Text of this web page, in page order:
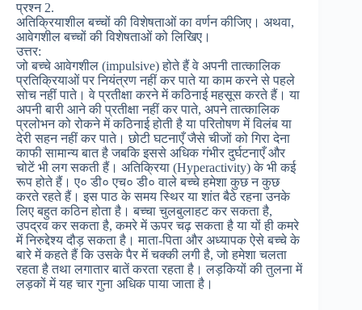
प्रश्न 2.
अतिक्रियाशील बच्चों की विशेषताओं का वर्णन कीजिए। अथवा,
आवेगशील बच्चों की विशेषताओं को लिखिए।
उत्तर:
जो बच्चे आवेगशील (impulsive) होते हैं वे अपनी तात्कालिक
प्रतिक्रियाओं पर नियंत्रण नहीं कर पाते या काम करने से पहले
सोच नहीं पाते। वे प्रतीक्षा करने में कठिनाई महसूस करते हैं। या
अपनी बारी आने की प्रतीक्षा नहीं कर पाते, अपने तात्कालिक
प्रलोभन को रोकने में कठिनाई होती है या परितोषण में विलंब या
देरी सहन नहीं कर पाते। छोटी घटनाएँ जैसे चीजों को गिरा देना
काफी सामान्य बात है जबकि इससे अधिक गंभीर दुर्घटनाएँ और
चोटें भी लग सकती हैं। अतिक्रिया (Hyperactivity) के भी कई
रूप होते हैं। ए० डी० एच० डी० वाले बच्चे हमेशा कुछ न कुछ
करते रहते हैं। इस पाठ के समय स्थिर या शांत बैठे रहना उनके
लिए बहुत कठिन होता है। बच्चा चुलबुलाहट कर सकता है,
उपद्रव कर सकता है, कमरे में ऊपर चढ़ सकता है या यों ही कमरे
में निरुद्देश्य दौड़ सकता है। माता-पिता और अध्यापक ऐसे बच्चे के
बारे में कहते हैं कि उसके पैर में चक्की लगी है, जो हमेशा चलता
रहता है तथा लगातार बातें करता रहता है। लड़कियों की तुलना में
लड़कों में यह चार गुना अधिक पाया जाता है।